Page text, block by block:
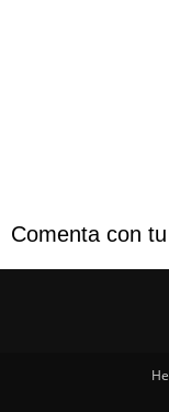
Comenta con